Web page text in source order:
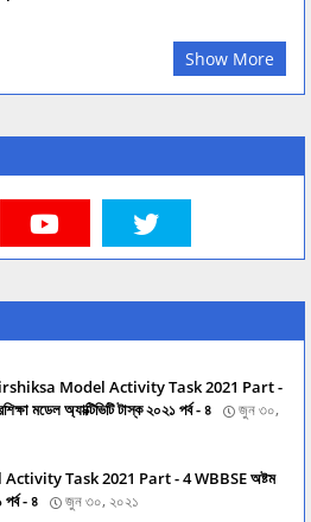
Show More
Model Activity Task 2021 Part -
মডেল অ্যাক্টিভিটি টাস্ক ২০২১ পর্ব - ৪
জুন ৩০,
Task 2021 Part - 4 WBBSE অষ্টম
পর্ব - ৪
জুন ৩০, ২০২১